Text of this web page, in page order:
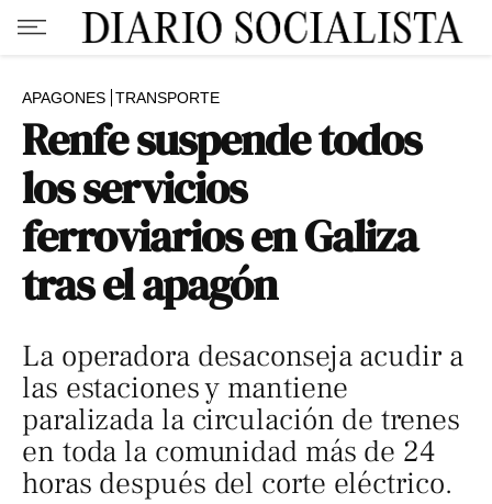
APAGONES TRANSPORTE
Renfe suspende todos
los servicios
ferroviarios en Galiza
tras el apagón
La operadora desaconseja acudir a
las estaciones y mantiene
paralizada la circulación de trenes
en toda la comunidad más de 24
horas después del corte eléctrico.